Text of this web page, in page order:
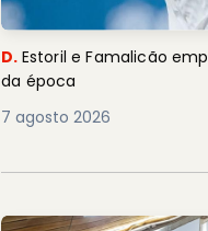
D. Estoril e Famalicão
da época
7 agosto 2026